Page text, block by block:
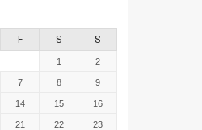
F S S
1 2
7 8 9
14 15 16
21 22 23